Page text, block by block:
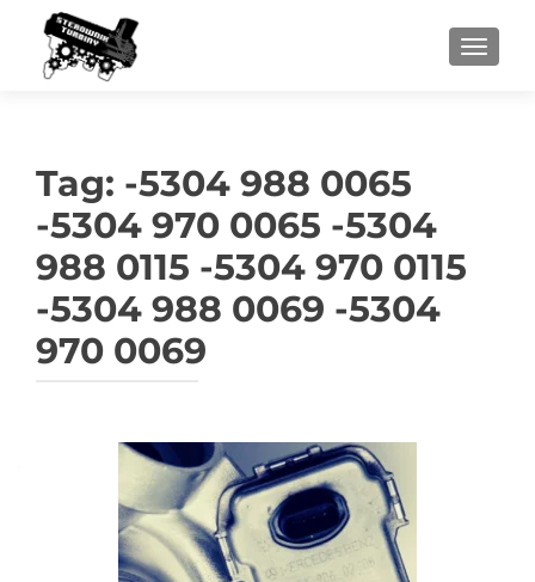
Tag: -5304 988 0065
-5304 970 0065 -5304
988 0115 -5304 970 0115
-5304 988 0069 -5304
970 0069
Nawigacja
wpisach